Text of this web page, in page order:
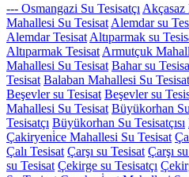
--- Osmangazi Su Tesisatçı Akçasaz
Mahallesi Su Tesisat Alemdar su
Alemdar Tesisat Altıparmak su
Altıparmak Tesisat Armutçuk
Mahallesi Su Tesisat Bahar su
Tesisat Balaban Mahallesi Su Tesisat
Beşevler su Tesisat Beşevler su
Mahallesi Su Tesisat Büyükorhan
Tesisatçı Büyükorhan Su Tesisatçısı
Çakiryeni̇ce Mahallesi Su Tesisat
Çalı Tesisat Çarşı su Tesisat Çarşı
su Tesisat Çekirge su Tesisatçı